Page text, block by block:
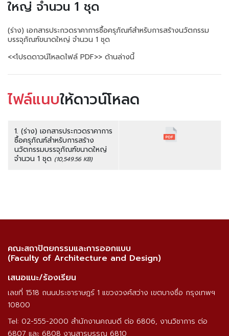
ใหญ่ จำนวน 1 ชุด
(ร่าง) เอกสารประกวดราคาการซื้อครุภัณฑ์สำหรับการสร้างนวัตกรรม
บรรจุภัณฑ์ขนาดใหญ่ จำนวน 1 ชุด
<<โปรดดาวน์โหลดไฟล์ PDF>> ด้านล่างนี้
ไฟล์แนบให้ดาวน์โหลด
1. (ร่าง) เอกสารประกวดราคาการ
ซื้อครุภัณฑ์สำหรับการสร้าง
นวัตกรรมบรรจุภัณฑ์ขนาดใหญ่
จำนวน 1 ชุด (10,549.56 KB)
คณะสถาปัตยกรรมและการออกแบบ
(Faculty of Architecture and Design)
เสนอแนะ/ร้องเรียน
เลขที่ 1518 ถนนประชาราษฎร์ 1 แขวงวงศ์สว่าง เขตบางซื่อ กรุงเทพฯ
10800
Tel: 02-555-2000 สำนักงานคณบดี ต่อ 6806, งานวิชาการ ต่อ
6807 และ 6808 งานสารบรรณ 6810